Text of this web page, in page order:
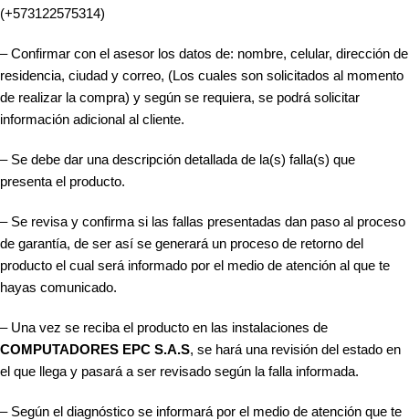
(+573122575314)
– Confirmar con el asesor los datos de: nombre, celular, dirección de
residencia, ciudad y correo, (Los cuales son solicitados al momento
de realizar la compra) y según se requiera, se podrá solicitar
información adicional al cliente.
– Se debe dar una descripción detallada de la(s) falla(s) que
presenta el producto.
– Se revisa y confirma si las fallas presentadas dan paso al proceso
de garantía, de ser así se generará un proceso de retorno del
producto el cual será informado por el medio de atención al que te
hayas comunicado.
– Una vez se reciba el producto en las instalaciones de
COMPUTADORES EPC S.A.S, se hará una revisión del estado en
el que llega y pasará a ser revisado según la falla informada.
– Según el diagnóstico se informará por el medio de atención que te